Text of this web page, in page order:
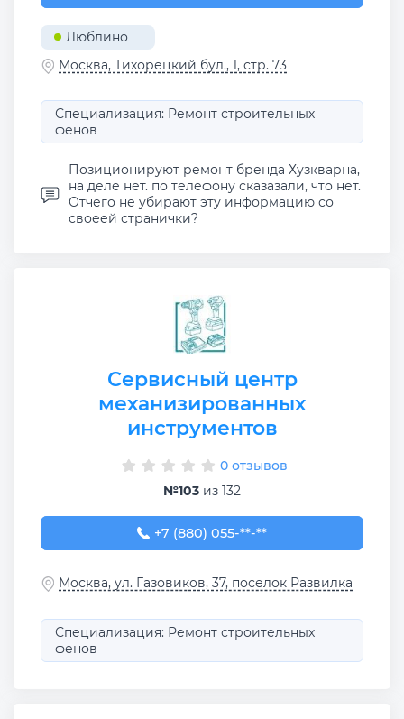
Люблино
Москва, Тихорецкий бул., 1, стр. 73
Специализация: Ремонт строительных
фенов
Позиционируют ремонт бренда Хузкварна,
на деле нет. по телефону сказазали, что нет.
Отчего не убирают эту информацию со
своеей странички?
Сервисный центр
механизированных
инструментов
0 отзывов
№103 из 132
+7 (880) 055-50-42
+7 (880) 055-**-**
Москва, ул. Газовиков, 37, поселок Развилка
Специализация: Ремонт строительных
фенов